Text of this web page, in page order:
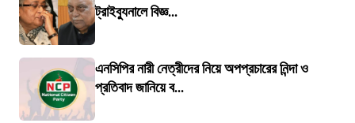
ট্রাইব্যুনালে বিজ্ঞ...
এনসিপির নারী নেত্রীদের নিয়ে অপপ্রচারের নিন্দা ও
প্রতিবাদ জানিয়ে ব...